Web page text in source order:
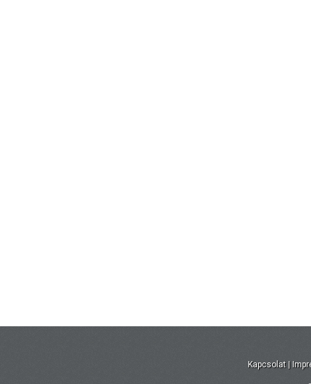
Kapcsolat |